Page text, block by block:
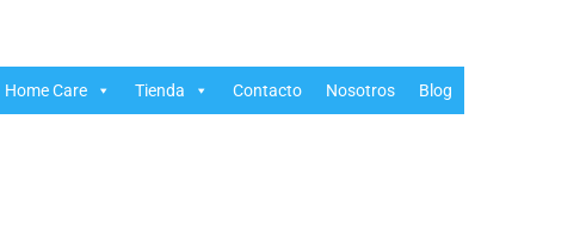
Home Care Tienda Contacto Nosotros Blog